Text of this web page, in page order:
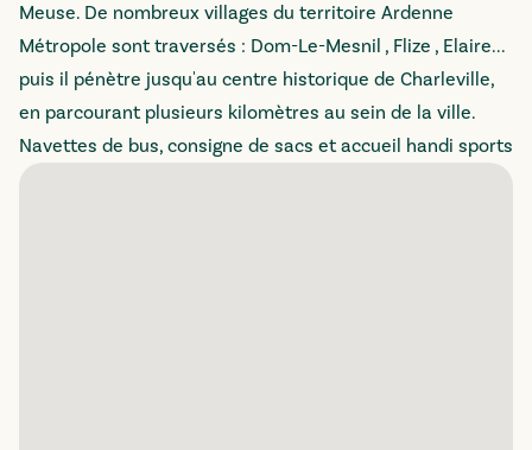
Meuse. De nombreux villages du territoire Ardenne
Métropole sont traversés : Dom-Le-Mesnil , Flize , Elaire...
puis il pénètre jusqu'au centre historique de Charleville,
en parcourant plusieurs kilomètres au sein de la ville.
Navettes de bus, consigne de sacs et accueil handi sports